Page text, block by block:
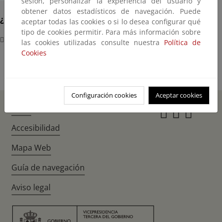
¿Dónde?
Paseo de La Castellana, 160
obtener datos estadísticos de navegación. Puede
aceptar todas las cookies o si lo desea configurar qué
tipo de cookies permitir. Para más información sobre
las cookies utilizadas consulte nuestra Política de
Cookies
Configuración cookies Aceptar cookies
Accesibilidad
Mapa Web
Guía de navegación
Aviso legal